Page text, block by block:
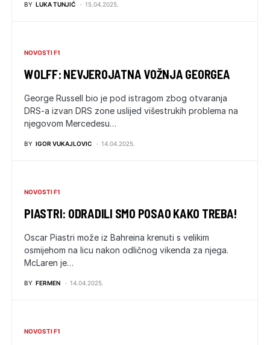
BY LUKA TUNJIĆ 15.04.2025.
NOVOSTI F1
WOLFF: NEVJEROJATNA VOŽNJA GEORGEA
George Russell bio je pod istragom zbog otvaranja
DRS-a izvan DRS zone uslijed višestrukih problema na
njegovom Mercedesu…
BY IGOR VUKAJLOVIC 14.04.2025.
NOVOSTI F1
PIASTRI: ODRADILI SMO POSAO KAKO TREBA!
Oscar Piastri može iz Bahreina krenuti s velikim
osmijehom na licu nakon odličnog vikenda za njega.
McLaren je…
BY FERMEN 14.04.2025.
NOVOSTI F1